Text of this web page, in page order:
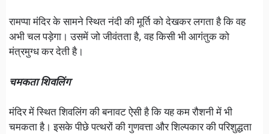
रामप्पा मंदिर के सामने स्थित नंदी की मूर्ति को देखकर लगता है कि वह
अभी चल पड़ेगा। उसमें जो जीवंतता है, वह किसी भी आगंतुक को
मंत्रमुग्ध कर देती है।
चमकता शिवलिंग
मंदिर में स्थित शिवलिंग की बनावट ऐसी है कि यह कम रौशनी में भी
चमकता है। इसके पीछे पत्थरों की गुणवत्ता और शिल्पकार की परिशुद्धता